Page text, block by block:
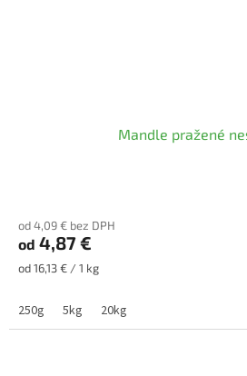
Mandle pražené
od 4,09 € bez DPH
od 4,87 €
Jednotková
od 16,13 € / 1 kg
250g 5kg 20kg